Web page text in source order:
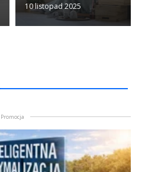
10 listopad 2025
Promocja